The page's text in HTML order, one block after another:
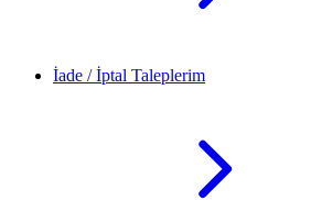
İade / İptal Taleplerim